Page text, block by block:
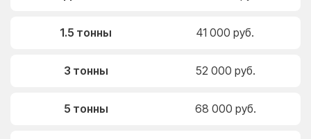
1.5 тонны 41 000 руб.
3 тонны 52 000 руб.
5 тонны 68 000 руб.